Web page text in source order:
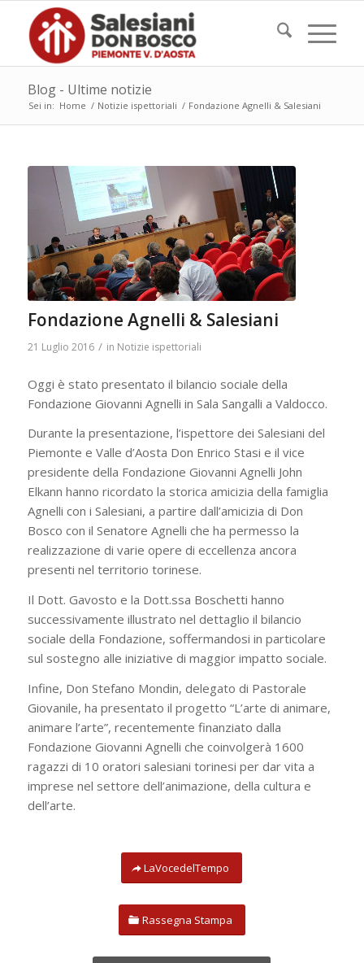
Blog - Ultime notizie
Sei in: Home / Notizie ispettoriali / Fondazione Agnelli & Salesiani
Fondazione Agnelli & Salesiani
21 Luglio 2016 / in Notizie ispettoriali
Oggi è stato presentato il bilancio sociale della
Fondazione Giovanni Agnelli in Sala Sangalli a Valdocco.
Durante la presentazione, l’ispettore dei Salesiani del
Piemonte e Valle d’Aosta Don Enrico Stasi e il vice
presidente della Fondazione Giovanni Agnelli John
Elkann hanno ricordato la storica amicizia della famiglia
Agnelli con i Salesiani, a partire dall’amicizia di Don
Bosco con il Senatore Agnelli che ha permesso la
realizzazione di varie opere di eccellenza ancora
presenti nel territorio torinese.
Il Dott. Gavosto e la Dott.ssa Boschetti hanno
successivamente illustrato nel dettaglio il bilancio
sociale della Fondazione, soffermandosi in particolare
sul sostegno alle iniziative di maggior impatto sociale.
Infine, Don Stefano Mondin, delegato di Pastorale
Giovanile, ha presentato il progetto “L’arte di animare,
animare l’arte”, recentemente finanziato dalla
Fondazione Giovanni Agnelli che coinvolgerà 1600
ragazzi di 10 oratori salesiani torinesi per dar vita a
imprese nel settore dell’animazione, della cultura e
dell’arte.
LaVocedelTempo
Rassegna Stampa